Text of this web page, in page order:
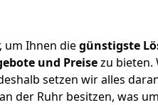
um Ihnen diegünstigste
und Preisezu bieten.
setzen wir alles
der Ruhr besitzen, was